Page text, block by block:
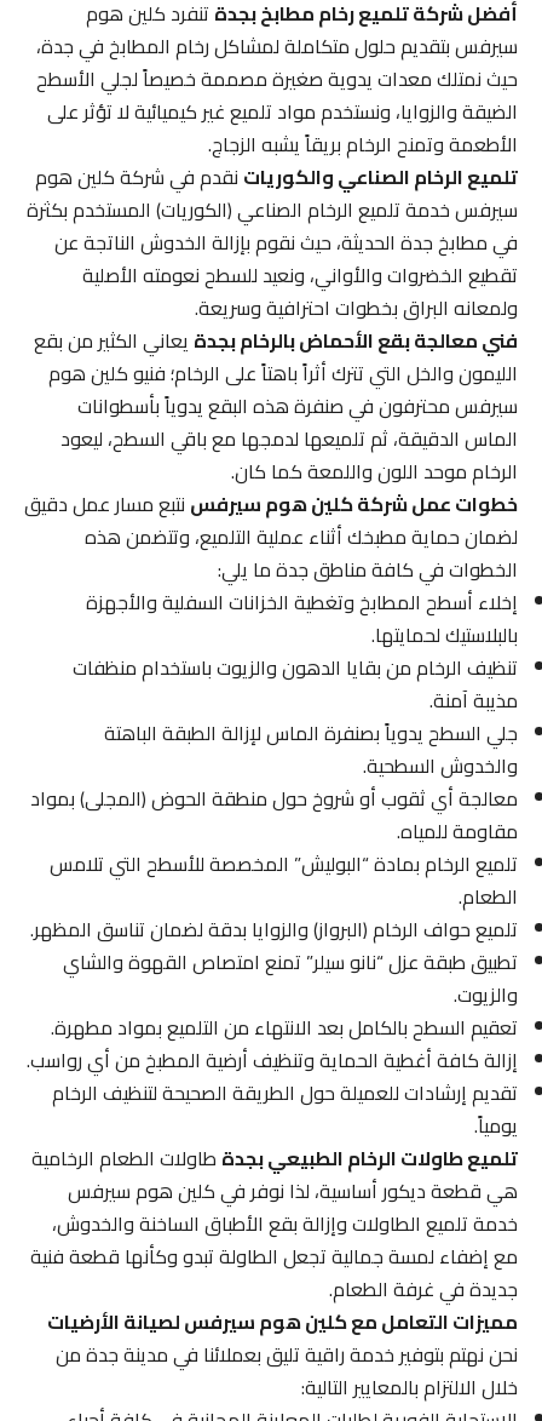
أفضل شركة تلميع رخام مطابخ بجدةتنفرد كلين هوم
سيرفس بتقديم حلول متكاملة لمشاكل رخام المطابخ في جدة،
حيث نمتلك معدات يدوية صغيرة مصممة خصيصاً لجلي الأسطح
الضيقة والزوايا، ونستخدم مواد تلميع غير كيميائية لا تؤثر على
الأطعمة وتمنح الرخام بريقاً يشبه الزجاج.
تلميع الرخام الصناعي والكورياتنقدم في شركة كلين هوم
سيرفس خدمة تلميع الرخام الصناعي (الكوريات) المستخدم بكثرة
في مطابخ جدة الحديثة، حيث نقوم بإزالة الخدوش الناتجة عن
تقطيع الخضروات والأواني، ونعيد للسطح نعومته الأصلية
ولمعانه البراق بخطوات احترافية وسريعة.
فني معالجة بقع الأحماض بالرخام بجدةيعاني الكثير من بقع
الليمون والخل التي تترك أثراً باهتاً على الرخام؛ فنيو كلين هوم
سيرفس محترفون في صنفرة هذه البقع يدوياً بأسطوانات
الماس الدقيقة، ثم تلميعها لدمجها مع باقي السطح، ليعود
الرخام موحد اللون واللمعة كما كان.
خطوات عمل شركة كلين هوم سيرفسنتبع مسار عمل دقيق
لضمان حماية مطبخك أثناء عملية التلميع، وتتضمن هذه
الخطوات في كافة مناطق جدة ما يلي:
إخلاء أسطح المطابخ وتغطية الخزانات السفلية والأجهزة
بالبلاستيك لحمايتها.
تنظيف الرخام من بقايا الدهون والزيوت باستخدام منظفات
مذيبة آمنة.
جلي السطح يدوياً بصنفرة الماس لإزالة الطبقة الباهتة
والخدوش السطحية.
معالجة أي ثقوب أو شروخ حول منطقة الحوض (المجلى) بمواد
مقاومة للمياه.
تلميع الرخام بمادة “البوليش” المخصصة للأسطح التي تلامس
الطعام.
تلميع حواف الرخام (البرواز) والزوايا بدقة لضمان تناسق المظهر.
تطبيق طبقة عزل “نانو سيلر” تمنع امتصاص القهوة والشاي
والزيوت.
تعقيم السطح بالكامل بعد الانتهاء من التلميع بمواد مطهرة.
إزالة كافة أغطية الحماية وتنظيف أرضية المطبخ من أي رواسب.
تقديم إرشادات للعميلة حول الطريقة الصحيحة لتنظيف الرخام
يومياً.
تلميع طاولات الرخام الطبيعي بجدةطاولات الطعام الرخامية
هي قطعة ديكور أساسية، لذا نوفر في كلين هوم سيرفس
خدمة تلميع الطاولات وإزالة بقع الأطباق الساخنة والخدوش،
مع إضفاء لمسة جمالية تجعل الطاولة تبدو وكأنها قطعة فنية
جديدة في غرفة الطعام.
مميزات التعامل مع كلين هوم سيرفس لصيانة الأرضيات
نحن نهتم بتوفير خدمة راقية تليق بعملائنا في مدينة جدة من
خلال الالتزام بالمعايير التالية: